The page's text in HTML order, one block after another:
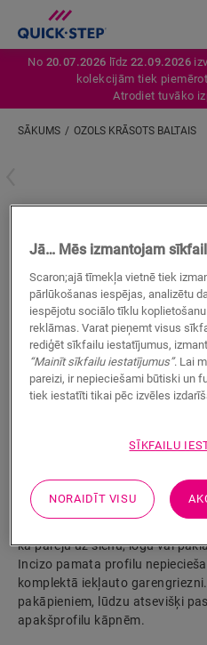
No 20.07.2026 līdz22.09.2026
kolekcijām tiek
Atrodiet tuvāko
SĀKUMS OZOLS KRĀSOTS BALTAIS
LAMINĀTA AKSESUĀRI INCIZO
Izstrādājuma
jūsu grīdai un kāpnēm to
izmantot vienu un to pašu
kā pāreju uz sienu, logu vai
Incizo pamata profilu
komplektā iekļauto
pakāpieniem, lūdzu atsevišķi
apakšprofilu kāpnēm.
Jā… Mēs izmantojam
Scaron;ajā tīmekļa vietnē tiek
pārlūkošanas iespējas, analizētu
iespējotu sociālo tīklu
reklāmas. Varat pieņemt visus
rediģēt sīkfailu iestatījumus,
“Mainīt sīkfailu iestatījumus”. Lai
pareizi, ir nepieciešami būtiski un
tiek iestatīti tikai pēc izvēles
SĪKFAILU
NORAIDĪT VISU